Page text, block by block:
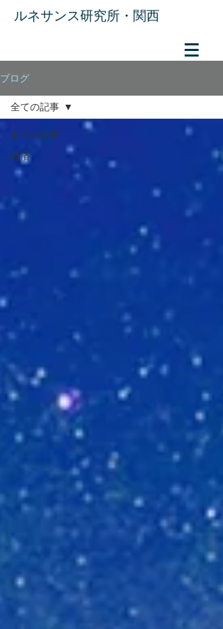
​ルネサンス研究所・関西
ブログ
全ての記事
経済
全ての記事